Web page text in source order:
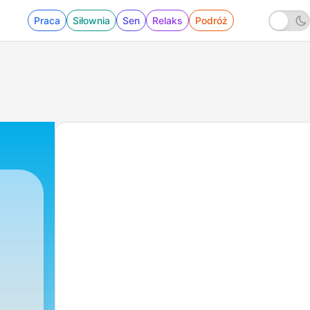
Praca Siłownia Sen Relaks Podróż